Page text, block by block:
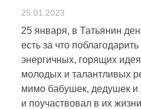
25.01.2023
25 января, в Татьянин
есть за что
энергичных, горящих
молодых и талантливых
мимо бабушек, дедушек
и поучаствовал в их